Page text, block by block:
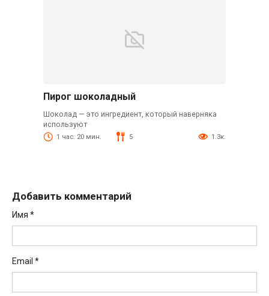
Пирог шоколадный
Шоколад — это ингредиент, который наверняка
используют
1 час. 20 мин. 5 1.3к.
Добавить комментарий
Имя *
Email *